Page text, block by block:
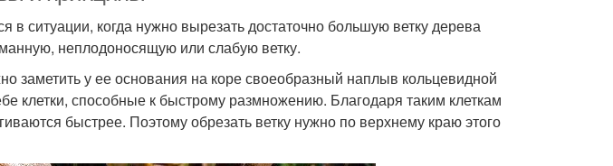
в ситуации, когда нужно вырезать достаточно большую ветку дерева
неплодоносящую или слабую ветку.
заметить у ее основания на коре своеобразный наплыв кольцевидной
клетки, способные к быстрому размножению. Благодаря таким клеткам
быстрее. Поэтому обрезать ветку нужно по верхнему краю этого